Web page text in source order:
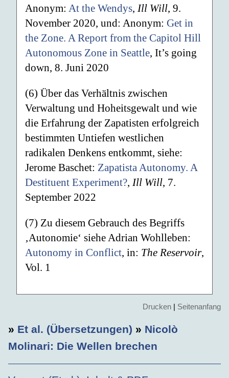
Anonym: At the Wendys, Ill Will, 9.
November 2020, und: Anonym: Get in
the Zone. A Report from the Capitol Hill
Autonomous Zone in Seattle, It’s going
down, 8. Juni 2020
(6) Über das Verhältnis zwischen
Verwaltung und Hoheitsgewalt und wie
die Erfahrung der Zapatisten erfolgreich
bestimmten Untiefen westlichen
radikalen Denkens entkommt, siehe:
Jerome Baschet: Zapatista Autonomy. A
Destituent Experiment?, Ill Will, 7.
September 2022
(7) Zu diesem Gebrauch des Begriffs
‚Autonomie‘ siehe Adrian Wohlleben:
Autonomy in Conflict, in: The Reservoir,
Vol. 1
Drucken | Seitenanfang
» Et al. (Übersetzungen) » Nicolò
Molinari: Die Wellen brechen